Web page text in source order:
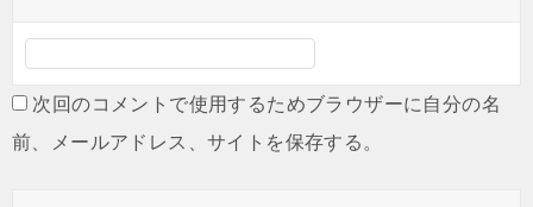
次回のコメントで使用するためブラウザーに自分の名
前、メールアドレス、サイトを保存する。